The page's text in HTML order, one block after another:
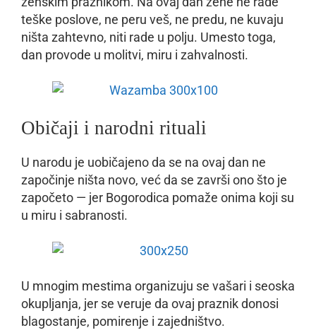
teške poslove, ne peru veš, ne predu, ne kuvaju
ništa zahtevno, niti rade u polju. Umesto toga,
dan provode u molitvi, miru i zahvalnosti.
Običaji i narodni rituali
U narodu je uobičajeno da se na ovaj dan ne
započinje ništa novo, već da se završi ono što je
započeto — jer Bogorodica pomaže onima koji su
u miru i sabranosti.
U mnogim mestima organizuju se vašari i seoska
okupljanja, jer se veruje da ovaj praznik donosi
blagostanje, pomirenje i zajedništvo.